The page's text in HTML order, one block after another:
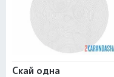
Скай одна